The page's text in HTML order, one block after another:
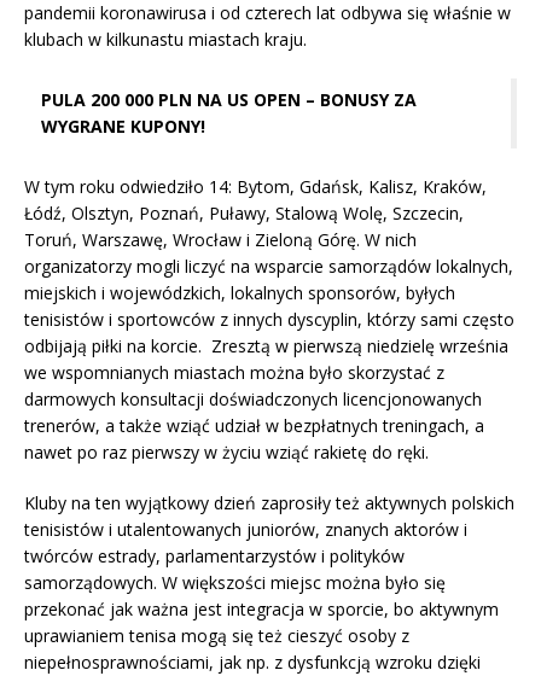
pandemii koronawirusa i od czterech lat odbywa się właśnie w
klubach w kilkunastu miastach kraju.
PULA 200 000 PLN NA US OPEN – BONUSY ZA
WYGRANE KUPONY!
W tym roku odwiedziło 14: Bytom, Gdańsk, Kalisz, Kraków,
Łódź, Olsztyn, Poznań, Puławy, Stalową Wolę, Szczecin,
Toruń, Warszawę, Wrocław i Zieloną Górę. W nich
organizatorzy mogli liczyć na wsparcie samorządów lokalnych,
miejskich i wojewódzkich, lokalnych sponsorów, byłych
tenisistów i sportowców z innych dyscyplin, którzy sami często
odbijają piłki na korcie. Zresztą w pierwszą niedzielę września
we wspomnianych miastach można było skorzystać z
darmowych konsultacji doświadczonych licencjonowanych
trenerów, a także wziąć udział w bezpłatnych treningach, a
nawet po raz pierwszy w życiu wziąć rakietę do ręki.
Kluby na ten wyjątkowy dzień zaprosiły też aktywnych polskich
tenisistów i utalentowanych juniorów, znanych aktorów i
twórców estrady, parlamentarzystów i polityków
samorządowych. W większości miejsc można było się
przekonać jak ważna jest integracja w sporcie, bo aktywnym
uprawianiem tenisa mogą się też cieszyć osoby z
niepełnosprawnościami, jak np. z dysfunkcją wzroku dzięki